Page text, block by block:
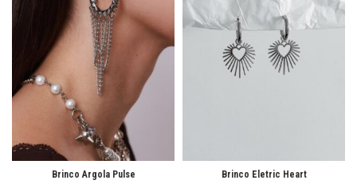
Brinco Argola Pulse Brinco Eletric Heart